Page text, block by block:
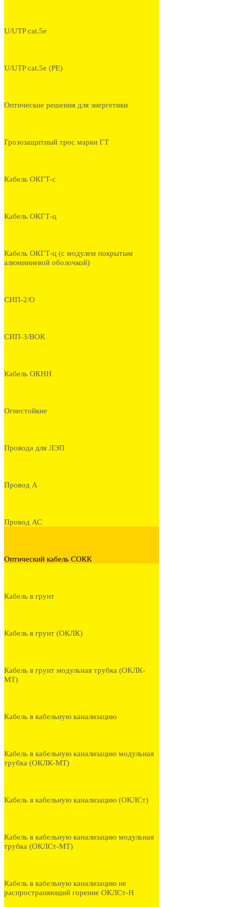
U/UTP cat.5e
U/UTP cat.5e (PE)
Оптические решения для энергетики
Грозозащитный трос марки ГТ
Кабель ОКГТ-с
Кабель ОКГТ-ц
Кабель ОКГТ-ц (с модулем покрытым
алюминиевой оболочкой)
СИП-2/О
СИП-3/ВОК
Кабель ОКНН
Огнестойкие
Провода для ЛЭП
Провод А
Провод АС
Оптический кабель СОКК
Кабель в грунт
Кабель в грунт (ОКЛК)
Кабель в грунт модульная трубка (ОКЛК-
МТ)
Кабель в кабельную канализацию
Кабель в кабельную канализацию модульная
трубка (ОКЛК-МТ)
Кабель в кабельную канализацию (ОКЛСт)
Кабель в кабельную канализацию модульная
трубка (ОКЛСт-МТ)
Кабель в кабельную канализацию не
распространяющий горение ОКЛСт-Н